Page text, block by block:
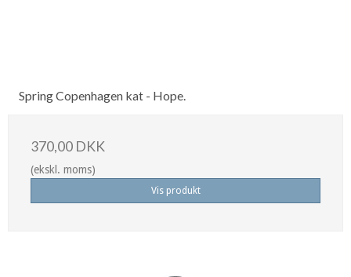
Spring Copenhagen kat - Hope.
370,00 DKK
(ekskl. moms)
Vis produkt